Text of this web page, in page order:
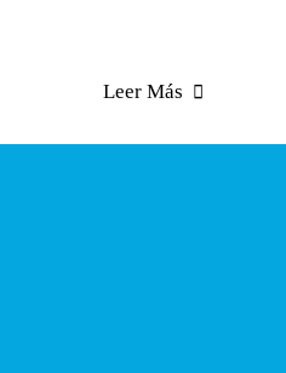
Leer Más